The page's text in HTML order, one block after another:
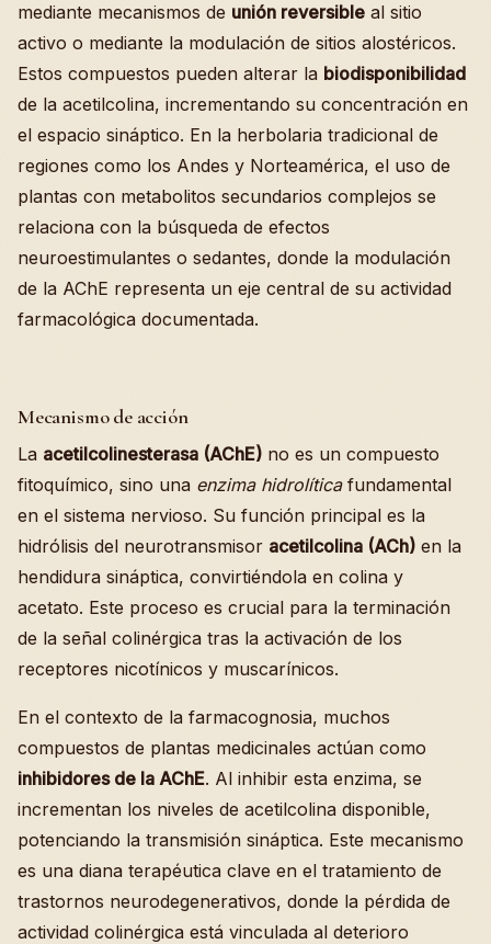
mediante mecanismos de unión reversible al sitio
activo o mediante la modulación de sitios alostéricos.
Estos compuestos pueden alterar la biodisponibilidad
de la acetilcolina, incrementando su concentración en
el espacio sináptico. En la herbolaria tradicional de
regiones como los Andes y Norteamérica, el uso de
plantas con metabolitos secundarios complejos se
relaciona con la búsqueda de efectos
neuroestimulantes o sedantes, donde la modulación
de la AChE representa un eje central de su actividad
farmacológica documentada.
Mecanismo de acción
La acetilcolinesterasa (AChE) no es un compuesto
fitoquímico, sino una enzima hidrolíticafundamental
en el sistema nervioso. Su función principal es la
hidrólisis del neurotransmisor acetilcolina (ACh) en la
hendidura sináptica, convirtiéndola en colina y
acetato. Este proceso es crucial para la terminación
de la señal colinérgica tras la activación de los
receptores nicotínicos y muscarínicos.
En el contexto de la farmacognosia, muchos
compuestos de plantas medicinales actúan como
inhibidores de la AChE. Al inhibir esta enzima, se
incrementan los niveles de acetilcolina disponible,
potenciando la transmisión sináptica. Este mecanismo
es una diana terapéutica clave en el tratamiento de
trastornos neurodegenerativos, donde la pérdida de
actividad colinérgica está vinculada al deterioro